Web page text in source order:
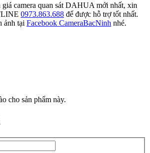
camera quan sát DAHUA mới nhất, xin
0973.863.688 để được hỗ trợ tốt nhất.
ảnh tại Facebook CameraBacNinh nhé.
cho sản phẩm này.